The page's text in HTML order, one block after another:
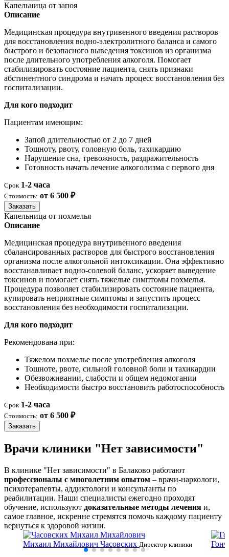
Капельница от запоя
Описание
Медицинская процедура внутривенного введения растворов
для восстановления водно-электролитного баланса и самого
быстрого и безопасного выведения токсинов из организма
после длительного употребления алкоголя. Помогает
стабилизировать состояние пациента, снять признаки
абстинентного синдрома и начать процесс восстановления без
госпитализации.
Для кого подходит
Пациентам имеющим:
Запой длительностью от 2 до 7 дней
Тошноту, рвоту, головную боль, тахикардию
Нарушение сна, тревожность, раздражительность
Готовность начать лечение алкоголизма с первого дня
Срок 1-2 часа
Стоимость: от 6 500 ₽
Заказать
Капельница от похмелья
Описание
Медицинская процедура внутривенного введения
сбалансированных растворов для быстрого восстановления
организма после алкогольной интоксикации. Она эффективно
восстанавливает водно-солевой баланс, ускоряет выведение
токсинов и помогает снять тяжелые симптомы похмелья.
Процедура позволяет стабилизировать состояние пациента,
купировать неприятные симптомы и запустить процесс
восстановления без необходимости госпитализации.
Для кого подходит
Рекомендована при:
Тяжелом похмелье после употребления алкоголя
Тошноте, рвоте, сильной головной боли и тахикардии
Обезвоживании, слабости и общем недомогании
Необходимости быстро восстановить работоспособность
Срок 1-2 часа
Стоимость: от 6 500 ₽
Заказать
Врачи клиники "Нет зависимости"
В клинике "Нет зависимости" в Балаково работают
профессионалы с многолетним опытом – врачи-наркологи,
психотерапевты, аддиктологи и консультанты по
реабилитации. Наши специалисты ежегодно проходят
обучение, используют доказательные методы лечения и,
самое главное, искренне стремятся помочь каждому пациенту
вернуться к здоровой жизни.
Михаил Михайлович Часовских Директор клиники